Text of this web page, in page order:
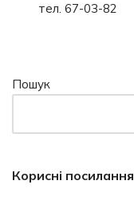
тел. 67-03-82
Пошук
Корисні посилання